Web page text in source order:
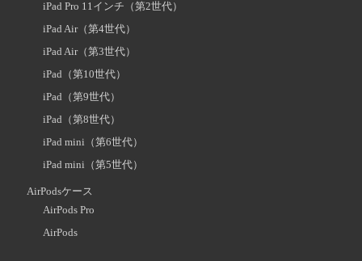
iPad Pro 11インチ（第2世代）
iPad Air（第4世代）
iPad Air（第3世代）
iPad（第10世代）
iPad（第9世代）
iPad（第8世代）
iPad mini（第6世代）
iPad mini（第5世代）
AirPodsケース
AirPods Pro
AirPods